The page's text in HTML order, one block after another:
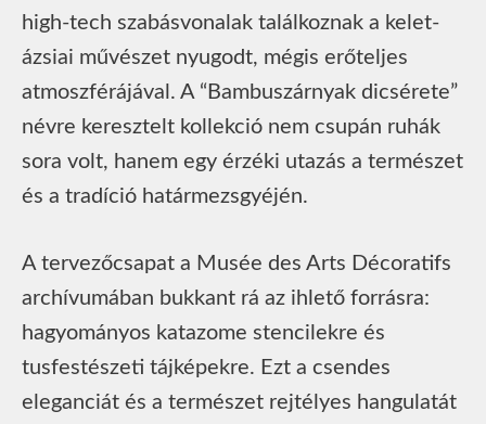
high-tech szabásvonalak találkoznak a kelet-
ázsiai művészet nyugodt, mégis erőteljes
atmoszférájával. A “Bambuszárnyak dicsérete”
névre keresztelt kollekció nem csupán ruhák
sora volt, hanem egy érzéki utazás a természet
és a tradíció határmezsgyéjén.
A tervezőcsapat a Musée des Arts Décoratifs
archívumában bukkant rá az ihlető forrásra:
hagyományos katazome stencilekre és
tusfestészeti tájképekre. Ezt a csendes
eleganciát és a természet rejtélyes hangulatát